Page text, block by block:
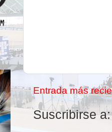
Entrada más
Suscribirse